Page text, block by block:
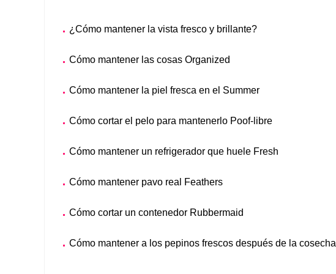
¿Cómo mantener la vista fresco y brillante?
Cómo mantener las cosas Organized
Cómo mantener la piel fresca en el Summer
Cómo cortar el pelo para mantenerlo Poof-libre
Cómo mantener un refrigerador que huele Fresh
Cómo mantener pavo real Feathers
Cómo cortar un contenedor Rubbermaid
Cómo mantener a los pepinos frescos después de la cosecha